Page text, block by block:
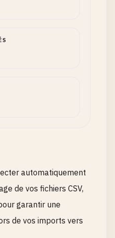
automatiquement
de vos fichiers CSV,
garantir une
de vos imports vers